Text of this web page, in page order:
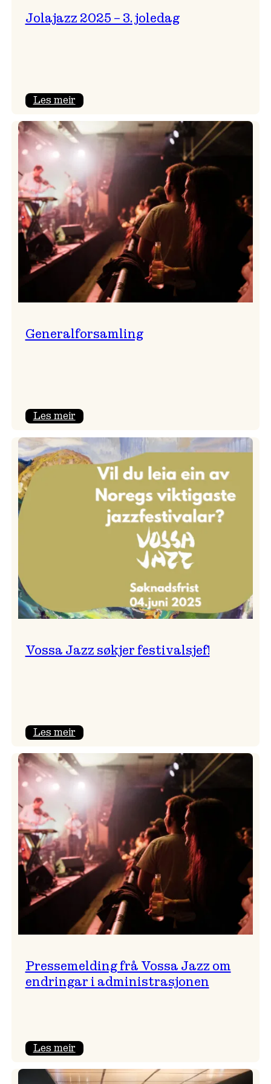
Jolajazz 2025 – 3. joledag
Les meir:
2025
–
joledag
Generalforsamling
Les meir:
Vossa Jazz søkjer festivalsjef!
Les meir:
Jazz
søkjer
Pressemelding frå Vossa Jazz om
endringar i administrasjonen
Les meir:
frå